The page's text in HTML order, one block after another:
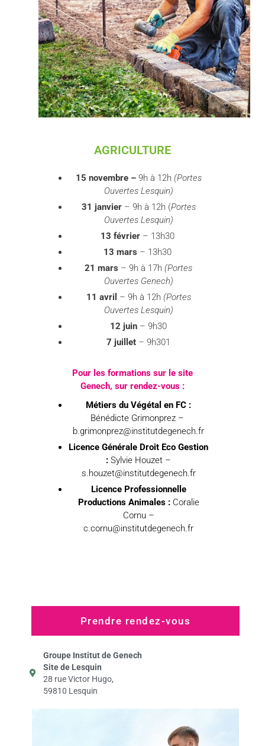
AGRICULTURE
15 novembre – 9h à 12h (Portes
Ouvertes Lesquin)
31 janvier – 9h à 12h (Portes
Ouvertes Lesquin)
13 février– 13h30
13 mars – 13h30
21 mars – 9h à 17h (Portes
Ouvertes Genech)
11 avril – 9h à 12h (Portes
Ouvertes Lesquin)
12 juin – 9h30
7 juillet – 9h301
Pour les formations sur le site
Genech, sur rendez-vous :
Métiers du Végétal en FC :
Bénédicte Grimonprez –
b.grimonprez@institutdegenech.fr
Licence Générale Droit Eco Gestion
: Sylvie Houzet –
s.houzet@institutdegenech.fr
Licence Professionnelle
Productions Animales :Coralie
Cornu –
c.cornu@institutdegenech.fr
Prendre rendez-vous
Groupe Institut de Genech
Site de Lesquin
28 rue Victor Hugo,
59810 Lesquin